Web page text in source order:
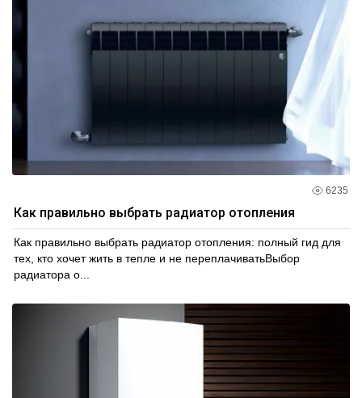
6235
Как правильно выбрать радиатор отопления
Как правильно выбрать радиатор отопления: полный гид для
тех, кто хочет жить в тепле и не переплачиватьВыбор
радиатора о...